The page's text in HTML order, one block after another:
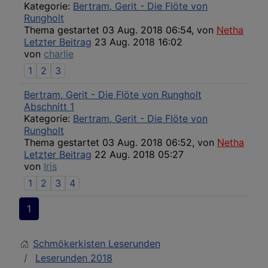
Kategorie: Bertram, Gerit - Die Flöte von
Rungholt
Thema gestartet 03 Aug. 2018 06:54, von Netha
Letzter Beitrag 23 Aug. 2018 16:02
von charlie
1
2
3
Bertram, Gerit - Die Flöte von Rungholt
Abschnitt 1
Kategorie: Bertram, Gerit - Die Flöte von
Rungholt
Thema gestartet 03 Aug. 2018 06:52, von Netha
Letzter Beitrag 22 Aug. 2018 05:27
von Iris
1
2 3 4
1
Schmökerkisten Leserunden
Leserunden 2018